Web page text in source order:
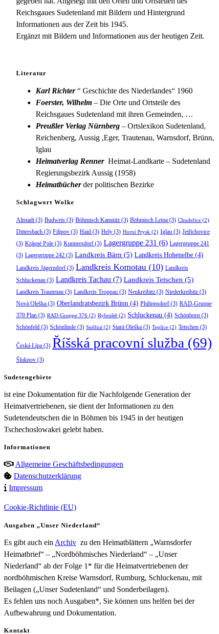
Reichsgaues Sudetenland mit Bildern und Hintergrund
Informationen aus der Zeit bis 1945.
Ergänzt mit Bildern und Informationen aus der heutigen Zeit.
Literatur
Karl Richter“ Geschichte des Niederlandes“ 1960
Foerster, Wilhelm – Die Orte und Ortsteile des
Reichsgaues Sudetenland mit ihren Gemeinden, …
Preußler Verlag Nürnberg – Ortslexikon Sudetenland,
Reichenberg, Aussig ,Eger, Trautenau, Warnsdorf, Brünn,
Iglau
Heimatverlag Renner Heimat-Landkarte – Sudetenland
Regierungsbezirk Aussig (1958)
Heimatbücherder politischen Bezirke
Schlagwort Wolke
Altstadt(3) Budweis (3) Böhmisch Kamnitz (3) Böhmisch Leipa (3) Chudeřice (2)
Dittersbach (3) Filipov (3) Haid (3) Hely (3) Horní Prysk (2) Iglau (3) Jetřichovice
(3) Krásné Pole (3) Kunnersdorf (3) Lagergruppe 231 (6) Lagergruppe 241
(3) Lagergruppe 242 (3) Landkreis Bärn (5) Landkreis Hohenelbe (4)
Landkreis Jägerndorf (3) Landkreis Komotau (10) Landkreis
Schluckenau (3) Landkreis Tachau (7) Landkreis Tetschen (5)
Landkreis Trautenau (3) Landkreis Troppau (3) Neukreibitz (3) Niederkreibitz (3)
Nová Oleška (3) Oberlandratsbezirk Brünn (4) Philippsdorf (3) RAD-Gruppe
370 Plan (3) RAD-Gruppe 376 (2) Rybniště (2) Schluckenau (4) Schönborn (3)
Schönfeld (3) Schönlinde (3) Sněžná (2) Stará Oleška (3) Teplice (2) Tetschen (3)
Česká Lípa (3) Říšská pracovní služba (69)
Šluknov (3)
Sudetengebiete
ist eine Dokumentation für die Nachfolgende Generation der
Heimatvertriebenen, sie dient der Informationen zu den
Sudetendeutschen die in Böhmen bis 1945 in der heutigen
Tschechoslowakei gelebt haben.
Informationen
Allgemeine Geschäftsbedingungen
Datenschutzerklärung
Impressum
Cookie-Richtlinie (EU)
Ausgaben „Unser Niederland“
Es gibt auch ein Archiv zu den Heimatblättern „Warnsdorfer
Heimatbrief“ – „Nordböhmisches Niederland“ – „Unser
Niederland“ ab der Folge 1* für die Heimatvertriebenen der
nordböhmischen Kreise Warnsdorf, Rumburg, Schluckenau, mit
Beilagen („Unser Sudetenland“ und Sonderbeilagen).
Es fehlen uns noch Ausgaben*, Sie können uns helfen bei der
Aufbewahrung und Dokumentation.
Kontakt